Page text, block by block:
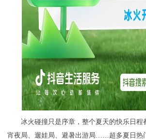
冰火碰撞只是序章，整个夏天的快乐日程
宵夜局、遛娃局、避暑出游局……超多夏日热